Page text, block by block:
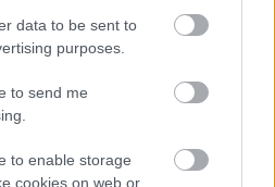
data to be sent to
purposes.
to send me
to enable storage
cookies on web or
Investments και της
Ελλάδα. «Έχουμε
περαιτέρω στην
του
τραπεζικού κλάδου είναι
οικονομία και θα